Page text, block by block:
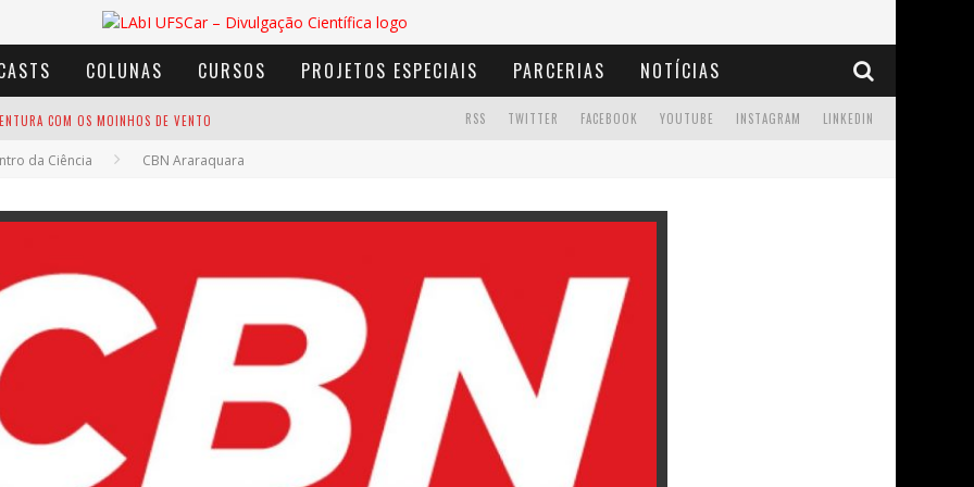
COLUNAS CURSOS PROJETOS ESPECIAIS PARCERIAS NOTÍCIAS
COM OS MOINHOS DE VENTO LINKEDIN
INSTAGRAM
YOUTUBE
FACEBOOK
TWITTER
RSS
da Ciência CBN Araraquara